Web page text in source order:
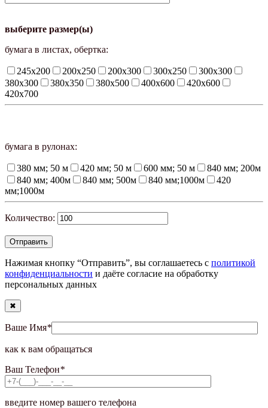
выберите размер(ы)
бумага в листах, обертка:
245х200 200х250 200х300 300х250
300х300
380х300
380х350 380х500 400х600
420х600
420х700
бумага в рулонах:
380 мм; 50 м 420 мм; 50 м 600 мм; 50 м
840 мм; 200м
840 мм; 400м
840 мм; 500м 840 мм;1000м
420
мм;1000м
Количество:
Нажимая кнопку “Отправить”, вы соглашаетесь с политикой
конфиденциальности и даёте согласие на обработку
персональных данных
✖
Ваше Имя*
как к вам обращаться
Ваш Телефон*
введите номер вашего телефона